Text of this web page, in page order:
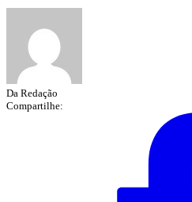
Da Redação
Compartilhe: